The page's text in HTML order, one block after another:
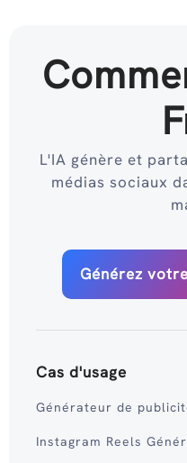
L'IA génère et
médias sociaux
Générez
Cas d'usage
Générateur de
Instagram Reels